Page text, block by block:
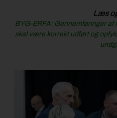
Læs
BYG-ERFA: Gennemføringer
skal være korrekt udført og